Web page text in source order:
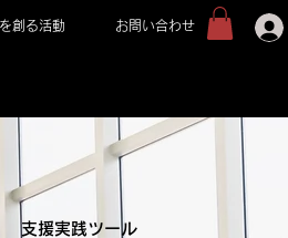
創る活動 お問い合わせ
​支援実践ツール